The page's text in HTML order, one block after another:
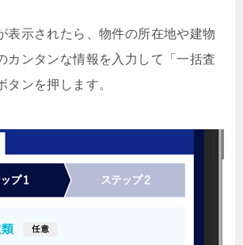
表示されたら、物件の所在地や建物
カンタンな情報を入力して「一括査
タンを押します。